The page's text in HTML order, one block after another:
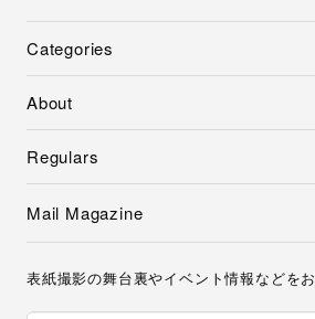
Categories
About
Regulars
Mail Magazine
表紙撮影の舞台裏やイベント情報などを